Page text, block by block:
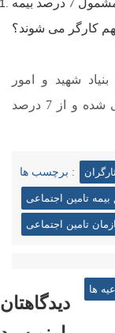
آیا جانبازان نیز مشمول 7 درصد بیمه
کارگر می شوند؟
بنیاد شهید و امور
ایثارگران به سازمان تامین اجتماعی معرفی شده و از 7 درصد
برچسب ها :
تامین اجتماعی
تامین اجتماعی
ها
دیدگاهتان